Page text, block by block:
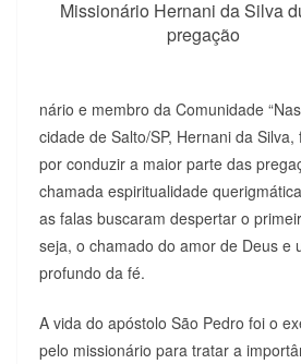
Missionário Hernani da Silva
pregação
nário e membro da Comunidade
cidade de Salto/SP, Hernani da
por conduzir a maior parte das
chamada espiritualidade
as falas buscaram despertar o
seja, o chamado do amor de Deus e
profundo da fé.
A vida do apóstolo São Pedro foi o
pelo missionário para tratar a